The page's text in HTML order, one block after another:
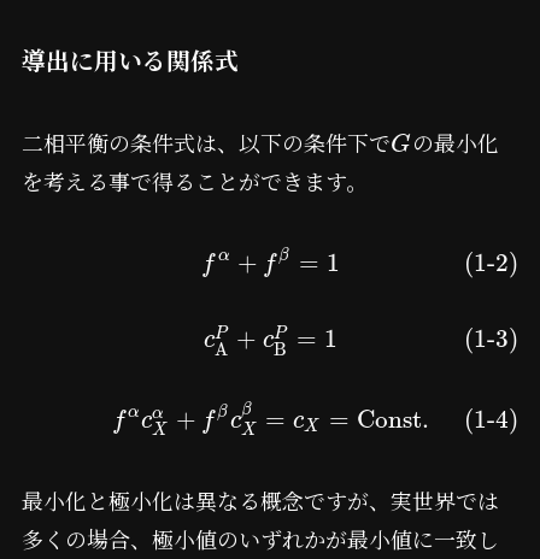
導出に用いる関係式
二相平衡の条件式は、以下の条件下でG の最小化
を考える事で得ることができます。
f α + f β = 1 (1-2)
cP
A + cP
B = 1 (1-3)
f αcα
X
+ f βcβ
X
= cX = Const. (1-4)
最小化と極小化は異なる概念ですが、実世界では
多くの場合、極小値のいずれかが最小値に一致し